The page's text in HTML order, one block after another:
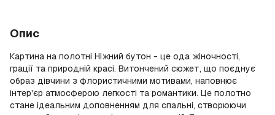
Опис
Картина на полотні Ніжний бутон - це ода жіночності,
грації та природній красі. Витончений сюжет, що поєднує
образ дівчини з флористичними мотивами, наповнює
інтер'єр атмосферою легкості та романтики. Це полотно
стане ідеальним доповненням для спальні, створюючи